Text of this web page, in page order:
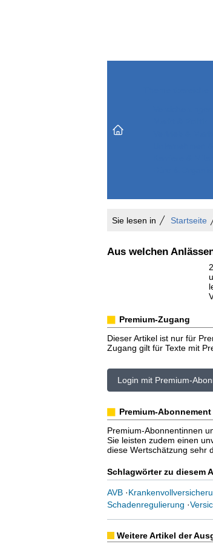
Sie lesen in Startseite
Aus welchen
Premium-Zugang
Dieser Artikel ist nur für
Zugang gilt für Texte mit
Login mit Premium-
Premium-
Premium-Abonnentinnen
Sie leisten zudem einen
diese Wertschätzung sehr
Schlagwörter zu diesem
AVB·
Schadenregulierung ·
Weitere Artikel der